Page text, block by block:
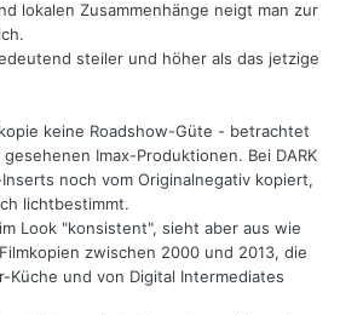
lokalen Zusammenhänge neigt man zur
steiler und höher als das jetzige
keine Roadshow-Güte - betrachtet
Imax-Produktionen. Bei DARK
noch vom Originalnegativ kopiert,
lichtbestimmt.
im Look "konsistent", sieht aber aus wie
zwischen 2000 und 2013, die
Küche und von Digital Intermediates